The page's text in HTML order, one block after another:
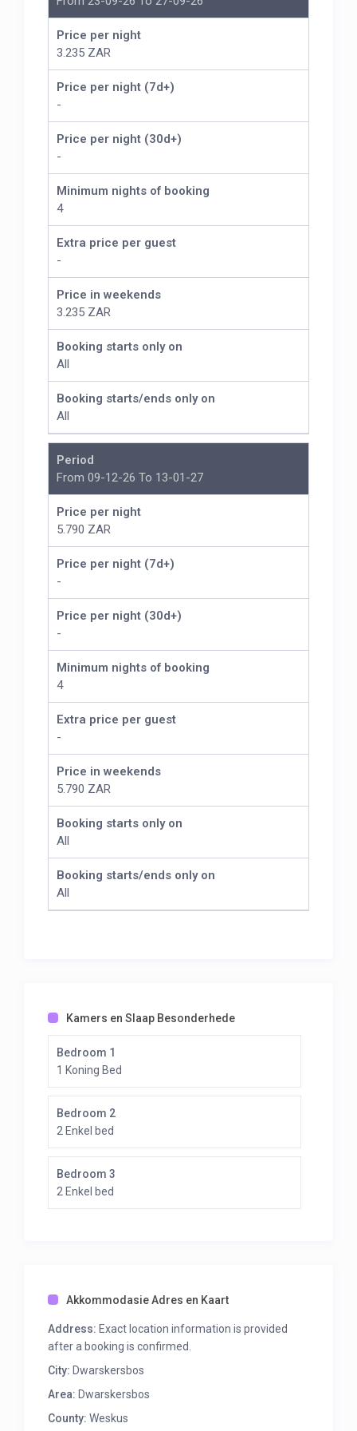
Price per night
3.235 ZAR
Price per night (7d+)
-
Price per night (30d+)
-
Minimum nights of booking
4
Extra price per guest
-
Price in weekends
3.235 ZAR
Booking starts only on
All
Booking starts/ends only on
All
Period
From 09-12-26 To 13-01-27
Price per night
5.790 ZAR
Price per night (7d+)
-
Price per night (30d+)
-
Minimum nights of booking
4
Extra price per guest
-
Price in weekends
5.790 ZAR
Booking starts only on
All
Booking starts/ends only on
All
Kamers en Slaap Besonderhede
Bedroom 1
1 Koning Bed
Bedroom 2
2 Enkel bed
Bedroom 3
2 Enkel bed
Akkommodasie Adres en Kaart
Address: Exact location information is provided
after a booking is confirmed.
City: Dwarskersbos
Area: Dwarskersbos
County: Weskus